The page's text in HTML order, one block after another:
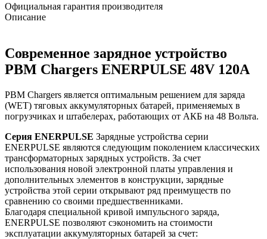
Официальная гарантия производителя
Описание
Современное зарядное устройство
PBM Chargers ENERPULSE 48V 120А
PBM Chargers является оптимальным решением для заряда
(WET) тяговых аккумуляторных батарей, применяемых в
погрузчиках и штабелерах, работающих от АКБ на 48 Вольта.
Серия ENERPULSE Зарядные устройства серии
ENERPULSE являются следующим поколением классических
трансформаторных зарядных устройств. За счет
использования новой электронной платы управления и
дополнительных элементов в конструкции, зарядные
устройства этой серии открывают ряд преимуществ по
сравнению со своими предшественниками.
Благодаря специальной кривой импульсного заряда,
ENERPULSE позволяют сэкономить на стоимости
эксплуатации аккумуляторных батарей за счет: